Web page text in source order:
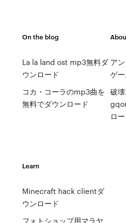
On the blog
La la land ost mp3無料ダ
ウンロード
コカ・コーラのmp3曲を
無料でダウンロード
ア
ゲ
破
ロ
Learn
Minecraft hack clientダ
ウンロード
フォトショップ用マラヤ